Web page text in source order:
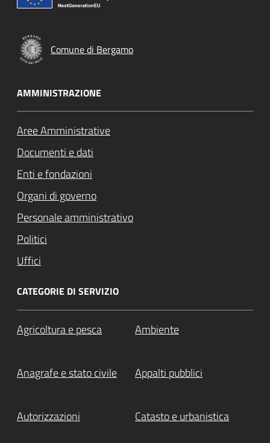
Comune di Bergamo
AMMINISTRAZIONE
Aree Amministrative
Documenti e dati
Enti e fondazioni
Organi di governo
Personale amministrativo
Politici
Uffici
CATEGORIE DI SERVIZIO
Agricoltura e pesca Ambiente
Anagrafe e stato civile Appalti pubblici
Autorizzazioni Catasto e urbanistica